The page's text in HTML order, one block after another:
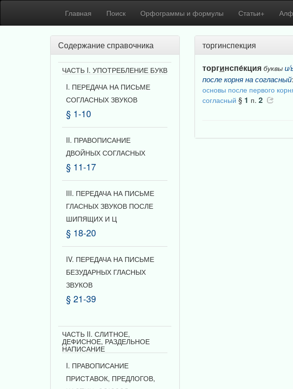
Главная Поиск Орфограммы и формулы Статьи+
Содержание справочника
ЧАСТЬ I. УПОТРЕБЛЕНИЕ БУКВ
I. ПЕРЕДАЧА НА ПИСЬМЕ
СОГЛАСНЫХ ЗВУКОВ
§ 1-10
II. ПРАВОПИСАНИЕ
ДВОЙНЫХ СОГЛАСНЫХ
§ 11-17
III. ПЕРЕДАЧА НА ПИСЬМЕ
ГЛАСНЫХ ЗВУКОВ ПОСЛЕ
ШИПЯЩИХ И Ц
§ 18-20
IV. ПЕРЕДАЧА НА ПИСЬМЕ
БЕЗУДАРНЫХ ГЛАСНЫХ
ЗВУКОВ
§ 21-39
ЧАСТЬ II. СЛИТНОЕ,
ДЕФИСНОЕ, РАЗДЕЛЬНОЕ
НАПИСАНИЕ
I. ПРАВОПИСАНИЕ
ПРИСТАВОК, ПРЕДЛОГОВ,
торгинспекция
торгинспе́кция буквы и/
после корня на согласный:
основы после первого
согласный § 1 п. 2